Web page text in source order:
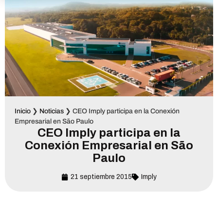
Inicio ❯ Noticias ❯ CEO Imply participa en la Conexión
Empresarial en São Paulo
CEO Imply participa en la
Conexión Empresarial en São
Paulo
21 septiembre 2015 Imply